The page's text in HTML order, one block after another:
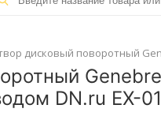
дисковый поворотный
DN.ru EX-